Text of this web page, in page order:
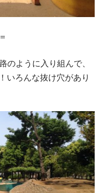
のように入り組んで、
いろんな抜け穴があり